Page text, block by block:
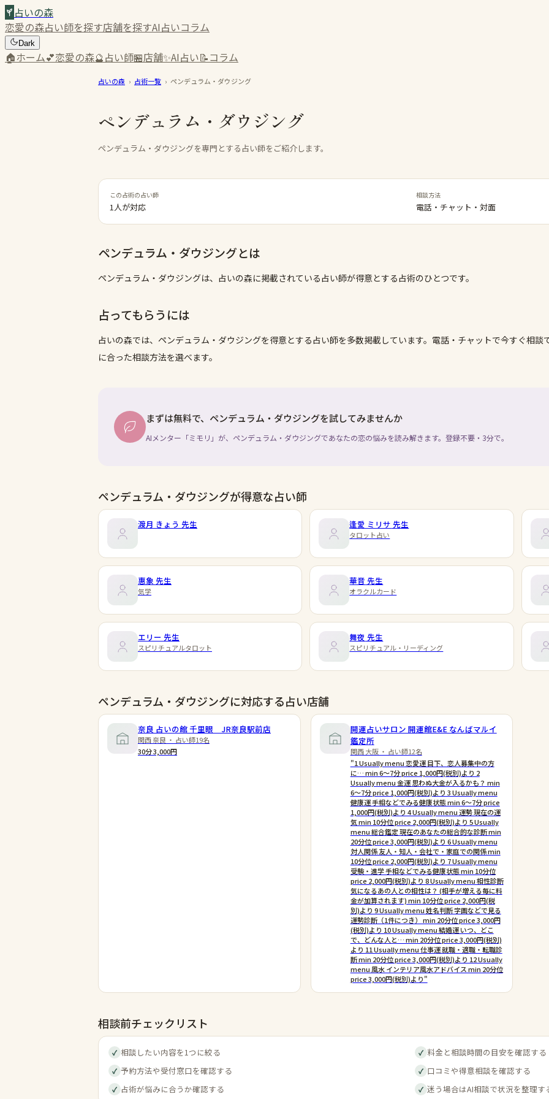
占いの森
恋愛の森占い師を探す店舗を探すAI占いコラム
Dark
🏠ホーム💕恋愛の森🔮占い師🏪店舗✨AI占い📝コラム
占いの森 › 占術一覧 › ペンデュラム・ダウジング
ペンデュラム・ダウジング
ペンデュラム・ダウジングを専門とする占い師をご紹介します。
この占術の占い師
1人が対応
相談方法
電話・チャット・対面
ペンデュラム・ダウジングとは
ペンデュラム・ダウジングは、占いの森に掲載されている占い師が得意とする占術のひとつです。
占ってもらうには
占いの森では、 ペンデュラム・ダウジングを得意とする占い師を多数掲載しています。電話・チャットで今すぐ相
に合った相談方法を選べます。
まずは無料で、ペンデュラム・ダウジングを試してみませんか
AIメンター「ミモリ」が、ペンデュラム・ダウジングであなたの恋の悩みを読み解きます。登録不要・3分で。
ペンデュラム・ダウジングが得意な占い師
渡月 きょう 先生 逢愛 ミリサ 先生
タロット占い
惠象 先生
気学
華音 先生
オラクルカード
エリー 先生
スピリチュアルタロット
舞夜 先生
スピリチュアル・リーディング
ペンデュラム・ダウジングに対応する占い店舗
奈良 占いの館 千里眼 JR奈良駅前店
関西 奈良 ・ 占い師19名
30分 3,000円
開運占いサロン 開運館E&E なんばマルイ
鑑定所
関西 大阪 ・ 占い師12名
"1 Usually menu 恋愛運 目下、恋人募集中の方
に… min 6〜7分 price 1,000円(税別)より 2
Usually menu 金運 思わぬ大金が入るかも？ min
6〜7分 price 1,000円(税別)より 3 Usually menu
健康運 手相などでみる健康状態 min 6〜7分 price
1,000円(税別)より 4 Usually menu 運勢 現在の運
気 min 10分位 price 2,000円(税別)より 5 Usually
menu 総合鑑定 現在のあなたの総合的な診断 min
20分位 price 3,000円(税別)より 6 Usually menu
対人関係 友人・知人・会社で・家庭での関係 min
10分位 price 2,000円(税別)より 7 Usually menu
受験・進学 手相などでみる健康状態 min 10分位
price 2,000円(税別)より 8 Usually menu 相性診断
気になるあの人との相性は？ (相手が増える毎に料
金が加算されます) min 10分位 price 2,000円(税
別)より 9 Usually menu 姓名判断 字画などで見る
運勢診断（1件につき） min 20分位 price 3,000円
(税別)より 10 Usually menu 結婚運 いつ、どこ
で、どんな人と… min 20分位 price 3,000円(税別)
より 11 Usually menu 仕事運 就職・適職・転職診
断 min 20分位 price 3,000円(税別)より 12 Usually
menu 風水 インテリア風水アドバイス min 20分位
price 3,000円(税別)より"
相談前チェックリスト
✓ 相談したい内容を1つに絞る ✓ 料金と相談時間の目安を確認する
✓ 予約方法や受付窓口を確認する ✓ 口コミや得意相談を確認する
✓ 占術が悩みに合うか確認する ✓ 迷う場合はAI相談で状況を整理す